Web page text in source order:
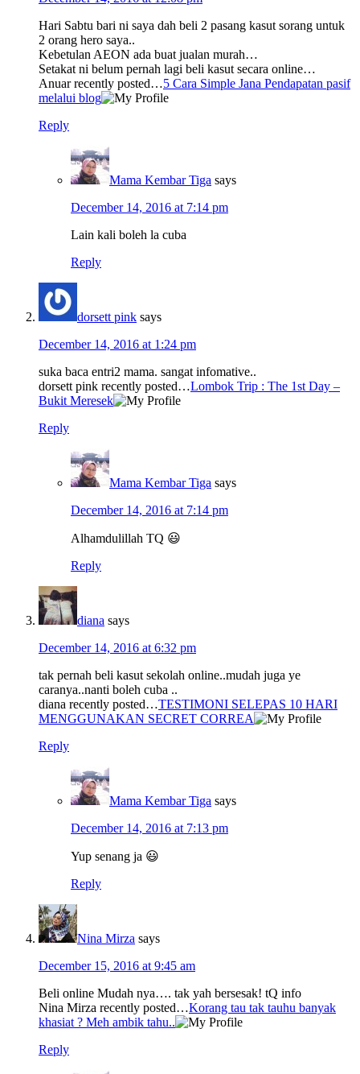
Hari Sabtu bari ni saya dah beli 2 pasang kasut sorang untuk
2 orang hero saya..
Kebetulan AEON ada buat jualan murah…
Setakat ni belum pernah lagi beli kasut secara online…
Anuar recently posted…5 Cara Simple Jana Pendapatan pasif
melalui blog
Reply
Mama Kembar Tiga says
December 14, 2016 at 7:14 pm
Lain kali boleh la cuba
Reply
dorsett pink says
December 14, 2016 at 1:24 pm
suka baca entri2 mama. sangat infomative..
dorsett pink recently posted…Lombok Trip : The 1st Day –
Bukit Meresek
Reply
Mama Kembar Tiga says
December 14, 2016 at 7:14 pm
Alhamdulillah TQ 😃
Reply
diana says
December 14, 2016 at 6:32 pm
tak pernah beli kasut sekolah online..mudah juga ye
caranya..nanti boleh cuba ..
diana recently posted…TESTIMONI SELEPAS 10 HARI
MENGGUNAKAN SECRET CORREA
Reply
Mama Kembar Tiga says
December 14, 2016 at 7:13 pm
Yup senang ja 😃
Reply
Nina Mirza says
December 15, 2016 at 9:45 am
Beli online Mudah nya…. tak yah bersesak! tQ info
Nina Mirza recently posted…Korang tau tak tauhu banyak
khasiat ? Meh ambik tahu..
Reply